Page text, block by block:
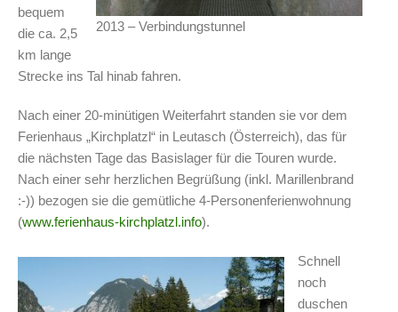
2013 – Verbindungstunnel
bequem
die ca. 2,5
km lange
Strecke ins Tal hinab fahren.
Nach einer 20-minütigen Weiterfahrt standen sie vor dem
Ferienhaus „Kirchplatzl“ in Leutasch (Österreich), das für
die nächsten Tage das Basislager für die Touren wurde.
Nach einer sehr herzlichen Begrüßung (inkl. Marillenbrand
:-)) bezogen sie die gemütliche 4-Personenferienwohnung
(www.ferienhaus-kirchplatzl.info).
Schnell
noch
duschen